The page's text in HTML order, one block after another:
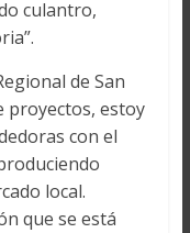
culantro,
de San
proyectos, estoy
con el
local.
que se está